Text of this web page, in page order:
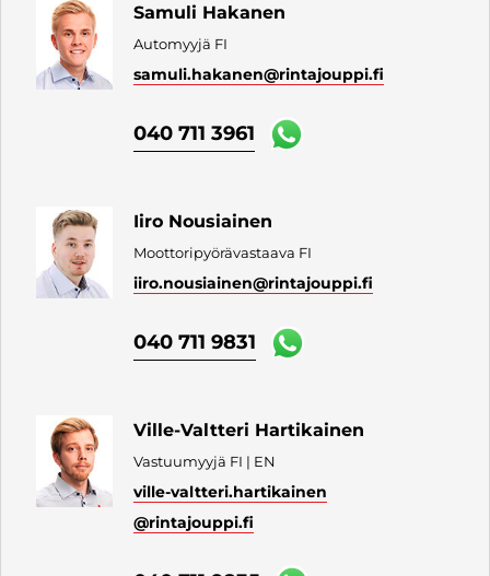
Samuli Hakanen
Automyyjä FI
samuli.hakanen@rintajouppi.fi
040 711 3961
Iiro Nousiainen
Moottoripyörävastaava FI
iiro.nousiainen@rintajouppi.fi
040 711 9831
Ville-Valtteri Hartikainen
Vastuumyyjä FI | EN
ville-valtteri.hartikainen
@rintajouppi.fi